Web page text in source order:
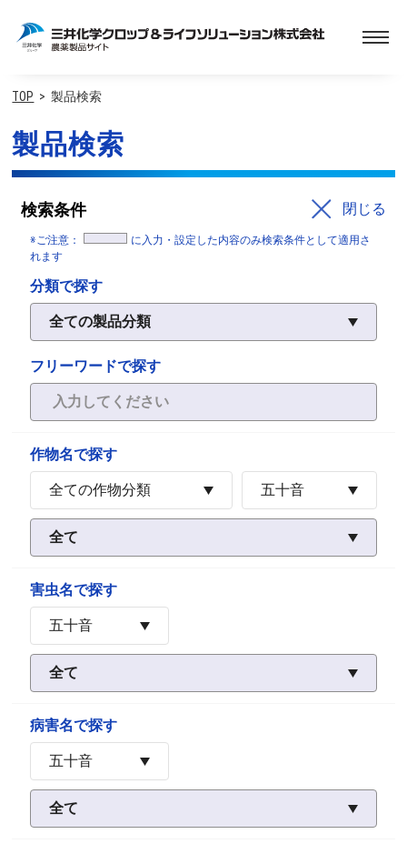
TOP 製品検索
製品検索
検索条件 閉じる
※ご注意：
に入力・設定した内容のみ検索条件として適用さ
れます
分類で探す
フリーワードで探す
作物名で探す
害虫名で探す
病害名で探す